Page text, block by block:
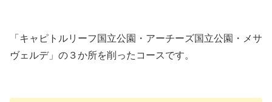
「キャピトルリーフ国立公園・アーチーズ国立公園・メサ
ヴェルデ」の３か所を削ったコースです。